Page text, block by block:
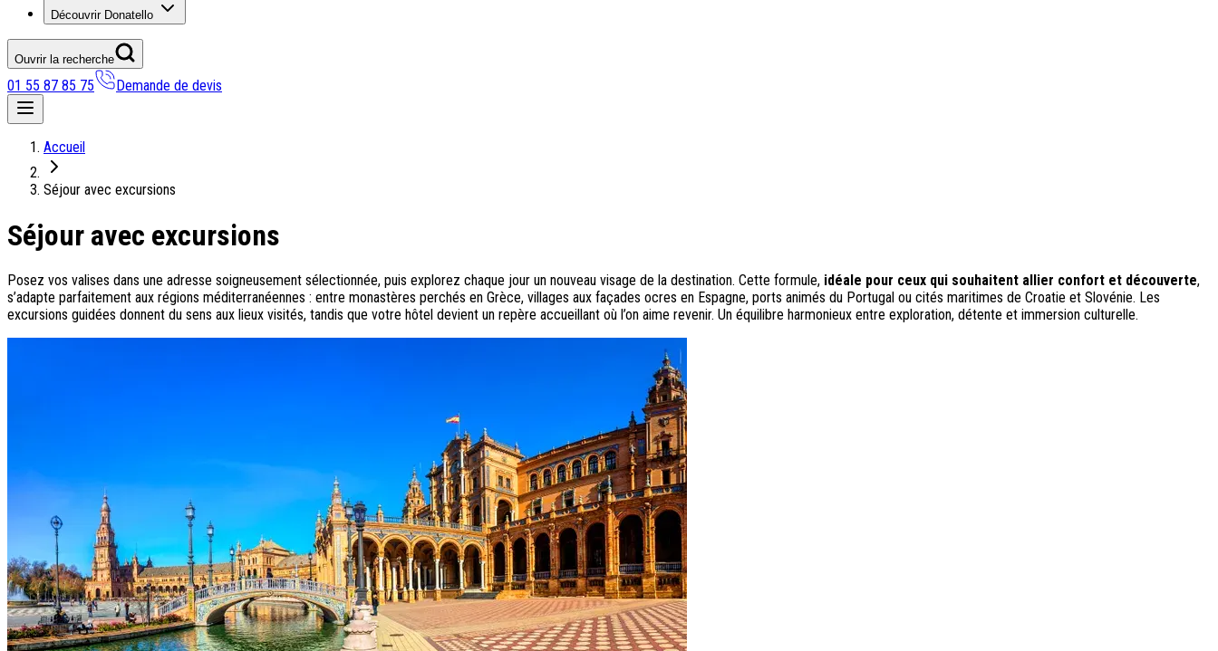
Découvrir Donatello
Ouvrir la recherche
01 55 87 85 75 Demande de devis
Nos coups de coeur
On adore
Notre nouveauté : Madère douceur Atlantique
Séjour en amoureux : Acacia Marina
Mais aussi
Un circuit au charme slovène
Notre offre irrésistible : circuit Douce Andalousie
Grèce
Italie
Portugal
Slovénie
Types de voyage
Circuits accompagnés
Circuits en petit groupe
Circuits en train
Accueil
Séjour avec excursions
Séjour avec excursions
Posez vos valises dans une adresse soigneusement sélectionnée, puis explorez chaque jour un nouveau visage de la destination. Cette formule, idéale pour ceux qui souhaitent allier confort et découverte,
s’adapte parfaitement aux régions méditerranéennes : entre monastères perchés en Grèce, villages aux façades ocres en Espagne, ports animés du Portugal ou cités maritimes de Croatie et Slovénie. Les
excursions guidées donnent du sens aux lieux visités, tandis que votre hôtel devient un repère accueillant où l’on aime revenir. Un équilibre harmonieux entre exploration, détente et immersion culturelle.